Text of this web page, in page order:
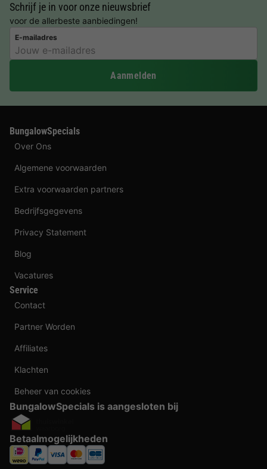
Schrijf je in voor onze nieuwsbrief
voor de allerbeste aanbiedingen!
E-mailadres
Aanmelden
BungalowSpecials
Over Ons
Algemene voorwaarden
Extra voorwaarden partners
Bedrijfsgegevens
Privacy Statement
Blog
Vacatures
Service
Contact
Partner Worden
Affiliates
Klachten
Beheer van cookies
BungalowSpecials is aangesloten bij
Betaalmogelijkheden